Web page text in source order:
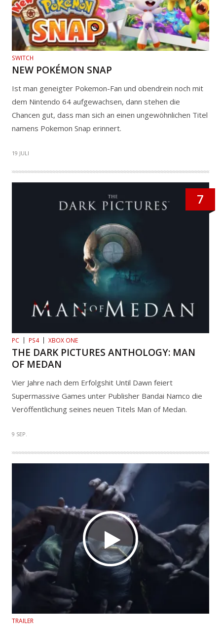
SWITCH
NEW POKÉMON SNAP
Ist man geneigter Pokemon-Fan und obendrein noch mit
dem Nintendo 64 aufgewachsen, dann stehen die
Chancen gut, dass man sich an einen ungewöhnlichen Titel
namens Pokemon Snap erinnert.
19 JULI
7
PC PS4 XBOX ONE
THE DARK PICTURES ANTHOLOGY: MAN
OF MEDAN
Vier Jahre nach dem Erfolgshit Until Dawn feiert
Supermassive Games unter Publisher Bandai Namco die
Veröffentlichung seines neuen Titels Man of Medan.
9 SEP.
TRAILER